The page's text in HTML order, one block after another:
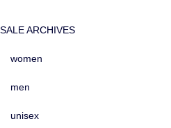
SALE ARCHIVES
women
men
unisex